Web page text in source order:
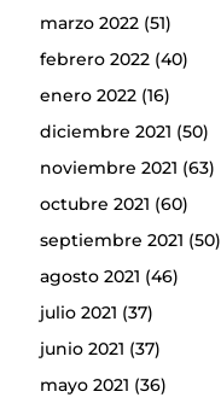
marzo 2022(51)
febrero 2022(40)
enero 2022(16)
diciembre 2021 (50)
noviembre 2021 (63)
octubre 2021 (60)
septiembre 2021 (50)
agosto 2021 (46)
julio 2021 (37)
junio 2021 (37)
mayo 2021 (36)